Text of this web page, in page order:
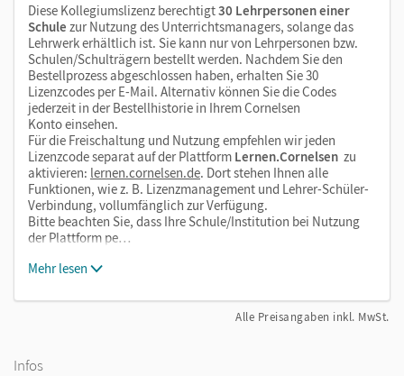
Diese Kollegiumslizenz berechtigt30 Lehrpersonen einer
Schule zur Nutzung des Unterrichtsmanagers, solange das
Lehrwerk erhältlich ist. Sie kann nur von Lehrpersonen bzw.
Schulen/Schulträgern bestellt werden. Nachdem Sie den
Bestellprozess abgeschlossen haben, erhalten Sie 30
Lizenzcodes per E-Mail. Alternativ können Sie die Codes
jederzeit in der Bestellhistorie in Ihrem Cornelsen
Konto einsehen.
Für die Freischaltung und Nutzung empfehlen wir jeden
Lizenzcode separat auf der Plattform Lernen.Cornelsen zu
aktivieren: lernen.cornelsen.de. Dort stehen Ihnen alle
Funktionen, wie z. B. Lizenzmanagement und Lehrer-Schüler-
Verbindung, vollumfänglich zur Verfügung.
Bitte beachten Sie, dass Ihre Schule/Institution bei Nutzung
der Plattform pe…
Mehr lesen
Alle Preisangaben inkl. MwSt.
Infos